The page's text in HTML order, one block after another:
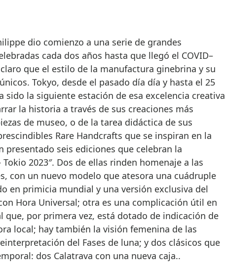
cada dos años hasta que llegó el COVID–
que el estilo de la manufactura ginebrina y su
Tokyo, desde el pasado día día y hasta el 25
sido la siguiente estación de esa excelencia creativa
la historia a través de sus creaciones más
de museo, o de la tarea didáctica de sus
Rare Handcrafts que se inspiran en la
presentado seis ediciones que celebran la
2023″. Dos de ellas rinden homenaje a las
con un nuevo modelo que atesora una cuádruple
en primicia mundial y una versión exclusiva del
Hora Universal; otra es una complicación útil en
que, por primera vez, está dotado de indicación de
local; hay también la visión femenina de las
del Fases de luna; y dos clásicos que
dos Calatrava con una nueva caja..